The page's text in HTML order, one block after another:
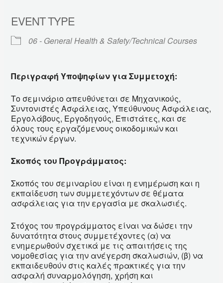
EVENT TYPE
06 - General Health & Safety/Technical Courses
Περιγραφή Υποψηφίων για Συμμετοχή:
Το σεμινάριο απευθύνεται σε Μηχανικούς,
Συντονιστές Ασφάλειας, Υπεύθυνους Ασφάλειας,
Εργολάβους, Εργοδηγούς, Επιστάτες, και σε
όλους τους εργαζόμενους οικοδομικών και
τεχνικών έργων.
Σκοπός του Προγράμματος:
Σκοπός του σεμιναρίου είναι η ενημέρωση και η
εκπαίδευση των συμμετεχόντων σε θέματα
ασφάλειας για την εργασία με σκαλωσιές.
Στόχος του προγράμματος είναι να δώσει την
δυνατότητα στους συμμετέχοντες (α) να
ενημερωθούν σχετικά με τις απαιτήσεις της
νομοθεσίας για την ανέγερση σκαλωσιών, (β) να
εκπαιδευθούν στις καλές πρακτικές για την
ασφαλή συναρμολόγηση, χρήση και